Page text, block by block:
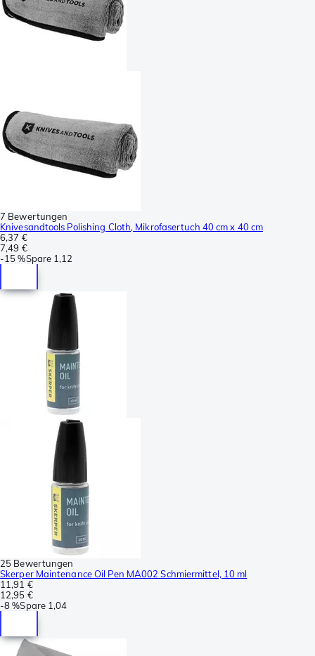
7 Bewertungen
Knivesandtools Polishing Cloth, Mikrofasertuch 40 cm x 40 cm
6,37 €
7,49 €
-15 %Spare 1,12
25 Bewertungen
Skerper Maintenance Oil Pen MA002 Schmiermittel, 10 ml
11,91 €
12,95 €
-8 %Spare 1,04